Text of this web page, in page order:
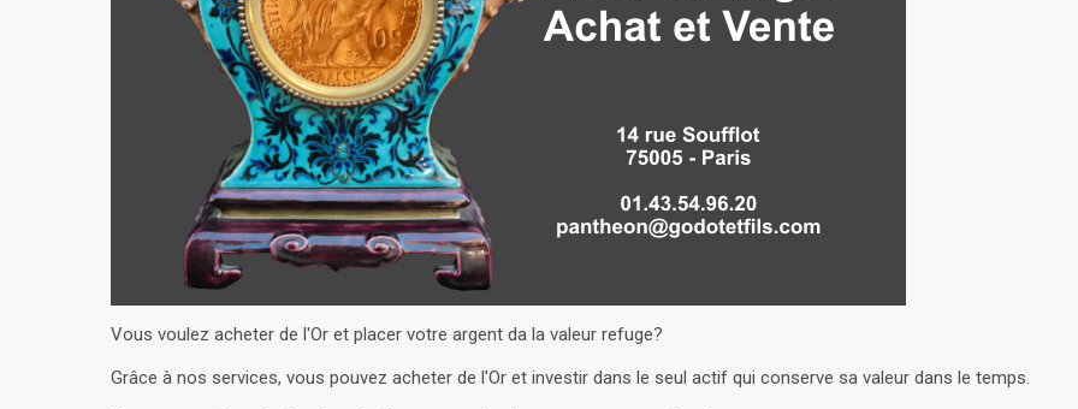
Vous voulez acheter de l'Or et placer votre argent da la valeur refuge?
Grâce à nos services, vous pouvez acheter de l'Or et investir dans le seul actif qui conserve sa valeur dans le temps.